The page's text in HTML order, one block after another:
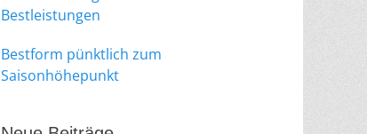
Bestleistungen
Bestform pünktlich zum
Saisonhöhepunkt